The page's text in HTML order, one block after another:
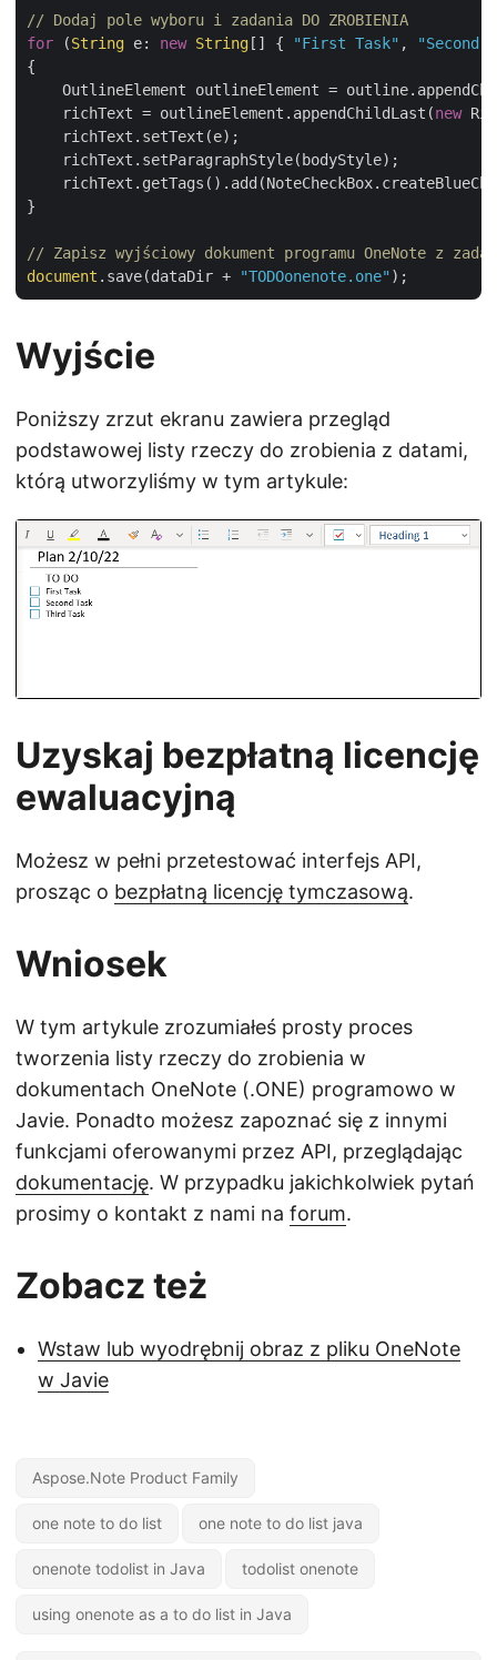
// Dodaj pole wyboru i zadania DO ZROBIENIA
for (String e: new String [] { "First Task" ,
"Second
{
OutlineElement outlineElement =
    richText = outlineElement.appendChildLast(
new
    richText.setText(e);
    richText.setParagraphStyle(bodyStyle);
}
// Zapisz wyjściowy dokument programu OneNote z
document .save(dataDir + "TODOonenote.one"
Wyjście
Poniższy zrzut ekranu zawiera przegląd
podstawowej listy rzeczy do zrobienia z datami,
którą utworzyliśmy w tym artykule:
Uzyskaj bezpłatną licencję
ewaluacyjną
Możesz w pełni przetestować interfejs API,
prosząc o bezpłatną licencję tymczasową.
Wniosek
W tym artykule zrozumiałeś prosty proces
tworzenia listy rzeczy do zrobienia w
dokumentach OneNote (.ONE) programowo w
Javie. Ponadto możesz zapoznać się z innymi
funkcjami oferowanymi przez API, przeglądając
dokumentację. W przypadku jakichkolwiek pytań
prosimy o kontakt z nami na forum.
Zobacz też
Wstaw lub wyodrębnij obraz z pliku OneNote
w Javie
Aspose.Note Product Family
one note to do list one note to do list java
onenote todolist in Java todolist onenote
using onenote as a to do list in Java